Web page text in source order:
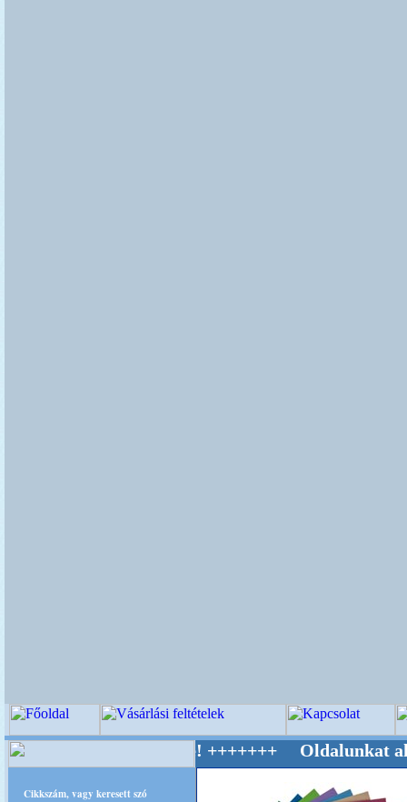
Cikkszám, vagy keresett szó
Világ Mestere! +++++++ Oldalunkat